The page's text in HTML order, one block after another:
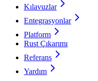
Kılavuzlar
Entegrasyonlar
Platform
Rust Çıkarımı
Referans
Yardım